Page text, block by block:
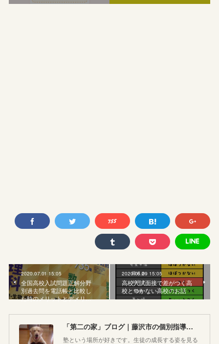
2020.07.01 15:05
全国高校入試問題正解分野
別過去問を電話帳と比較し
た時のメリットとデメリ…
2020.06.29 15:05
高校入試面接で差がつく高
校とつかない高校のお話
「第二の家」ブログ｜藤沢市の個別指導塾のお話
塾という場所が好きです。生徒の成長する姿を見る